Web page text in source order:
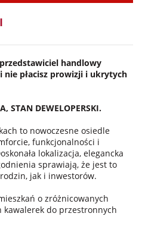
handlowy
nie płacisz prowizji i ukrytych
STAN DEWELOPERSKI.
to nowoczesne osiedle
funkcjonalności i
lokalizacja, elegancka
sprawiają, że jest to
jak i inwestorów.
o zróżnicowanych
kawalerek do przestronnych